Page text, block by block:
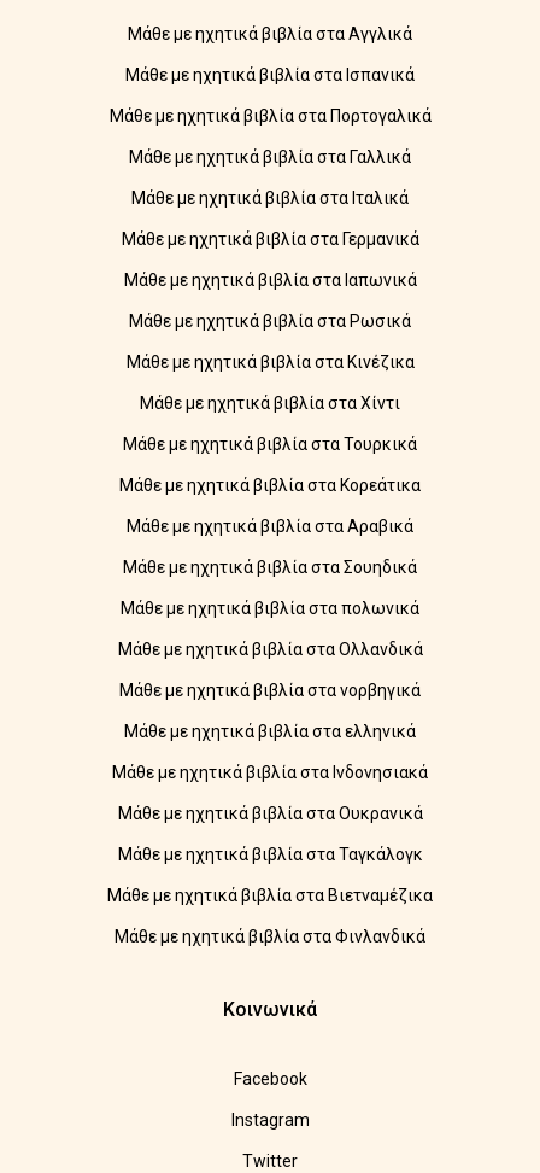
Μάθε με ηχητικά βιβλία στα Αγγλικά
Μάθε με ηχητικά βιβλία στα Ισπανικά
Μάθε με ηχητικά βιβλία στα Πορτογαλικά
Μάθε με ηχητικά βιβλία στα Γαλλικά
Μάθε με ηχητικά βιβλία στα Ιταλικά
Μάθε με ηχητικά βιβλία στα Γερμανικά
Μάθε με ηχητικά βιβλία στα Ιαπωνικά
Μάθε με ηχητικά βιβλία στα Ρωσικά
Μάθε με ηχητικά βιβλία στα Κινέζικα
Μάθε με ηχητικά βιβλία στα Χίντι
Μάθε με ηχητικά βιβλία στα Τουρκικά
Μάθε με ηχητικά βιβλία στα Κορεάτικα
Μάθε με ηχητικά βιβλία στα Αραβικά
Μάθε με ηχητικά βιβλία στα Σουηδικά
Μάθε με ηχητικά βιβλία στα πολωνικά
Μάθε με ηχητικά βιβλία στα Ολλανδικά
Μάθε με ηχητικά βιβλία στα νορβηγικά
Μάθε με ηχητικά βιβλία στα ελληνικά
Μάθε με ηχητικά βιβλία στα Ινδονησιακά
Μάθε με ηχητικά βιβλία στα Ουκρανικά
Μάθε με ηχητικά βιβλία στα Ταγκάλογκ
Μάθε με ηχητικά βιβλία στα Βιετναμέζικα
Μάθε με ηχητικά βιβλία στα Φινλανδικά
Κοινωνικά
Facebook
Instagram
Twitter